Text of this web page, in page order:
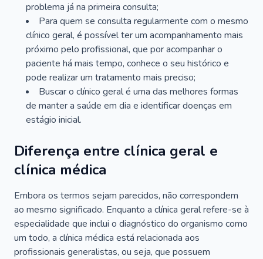
problema já na primeira consulta;
Para quem se consulta regularmente com o mesmo
clínico geral, é possível ter um acompanhamento mais
próximo pelo profissional, que por acompanhar o
paciente há mais tempo, conhece o seu histórico e
pode realizar um tratamento mais preciso;
Buscar o clínico geral é uma das melhores formas
de manter a saúde em dia e identificar doenças em
estágio inicial.
Diferença entre clínica geral e
clínica médica
Embora os termos sejam parecidos, não correspondem
ao mesmo significado. Enquanto a clínica geral refere-se à
especialidade que inclui o diagnóstico do organismo como
um todo, a clínica médica está relacionada aos
profissionais generalistas, ou seja, que possuem